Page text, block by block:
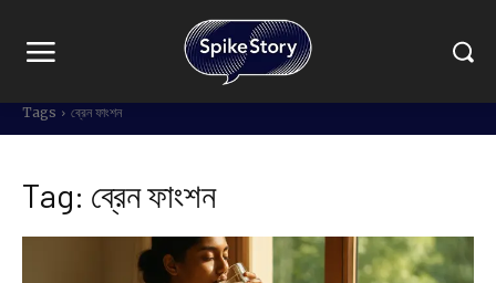
Tags ব্রেন ফাংশন
Tag: ব্রেন ফাংশন